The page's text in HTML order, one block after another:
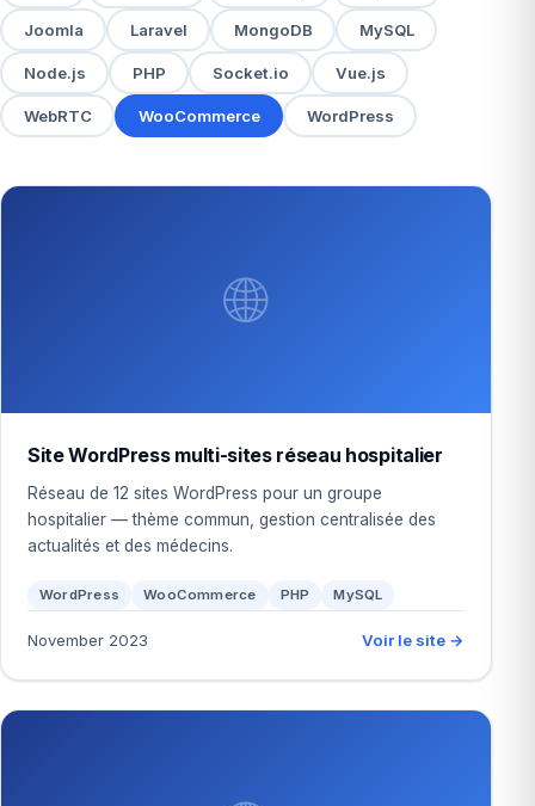
Joomla Laravel MongoDB MySQL
Node.js PHP Socket.io Vue.js
WebRTC WooCommerce WordPress
🌐
Site WordPress multi-sites réseau hospitalier
Réseau de 12 sites WordPress pour un groupe
hospitalier — thème commun, gestion centralisée des
actualités et des médecins.
WordPress WooCommerce PHP MySQL
November 2023 Voir le site →